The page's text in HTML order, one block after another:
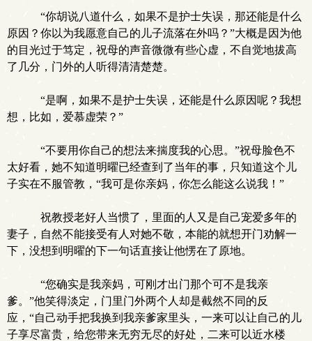
“你胡说八道什么，如果不是护士失误，那还能是什么
原因？你以为我愿意自己的儿子流落在外吗？”大概是因为他
的目光过于笃定，祝母的声音微微有些心虚，不自觉地拔高
了几分，门外的人听得清清楚楚。
“是啊，如果不是护士失误，还能是什么原因呢？我想
想，比如，爱慕虚荣？”
“不要用你自己的想法来揣度我的心思。”祝母脸色不
太好看，她不知道明曜已经查到了当年的事，只知道这个儿
子实在不服管教，“我可是你亲妈，你怎么能这么说我！”
祝教授老好人当惯了，里面的人又是自己宠爱多年的
妻子，自然不能接受有人对她不敬，本能的就想开门劝解一
下，没想到明曜的下一句话直接让他愣在了原地。
“您确实是我亲妈，可刚才出门那个可不是我亲
爹。”他笑得淡定，门里门外两个人却是截然不同的反
应，“自己动手把我换到我亲爹家里头，一来可以让自己的儿
子享尽富贵，给您带来无穷无尽的好处，二来可以近水楼